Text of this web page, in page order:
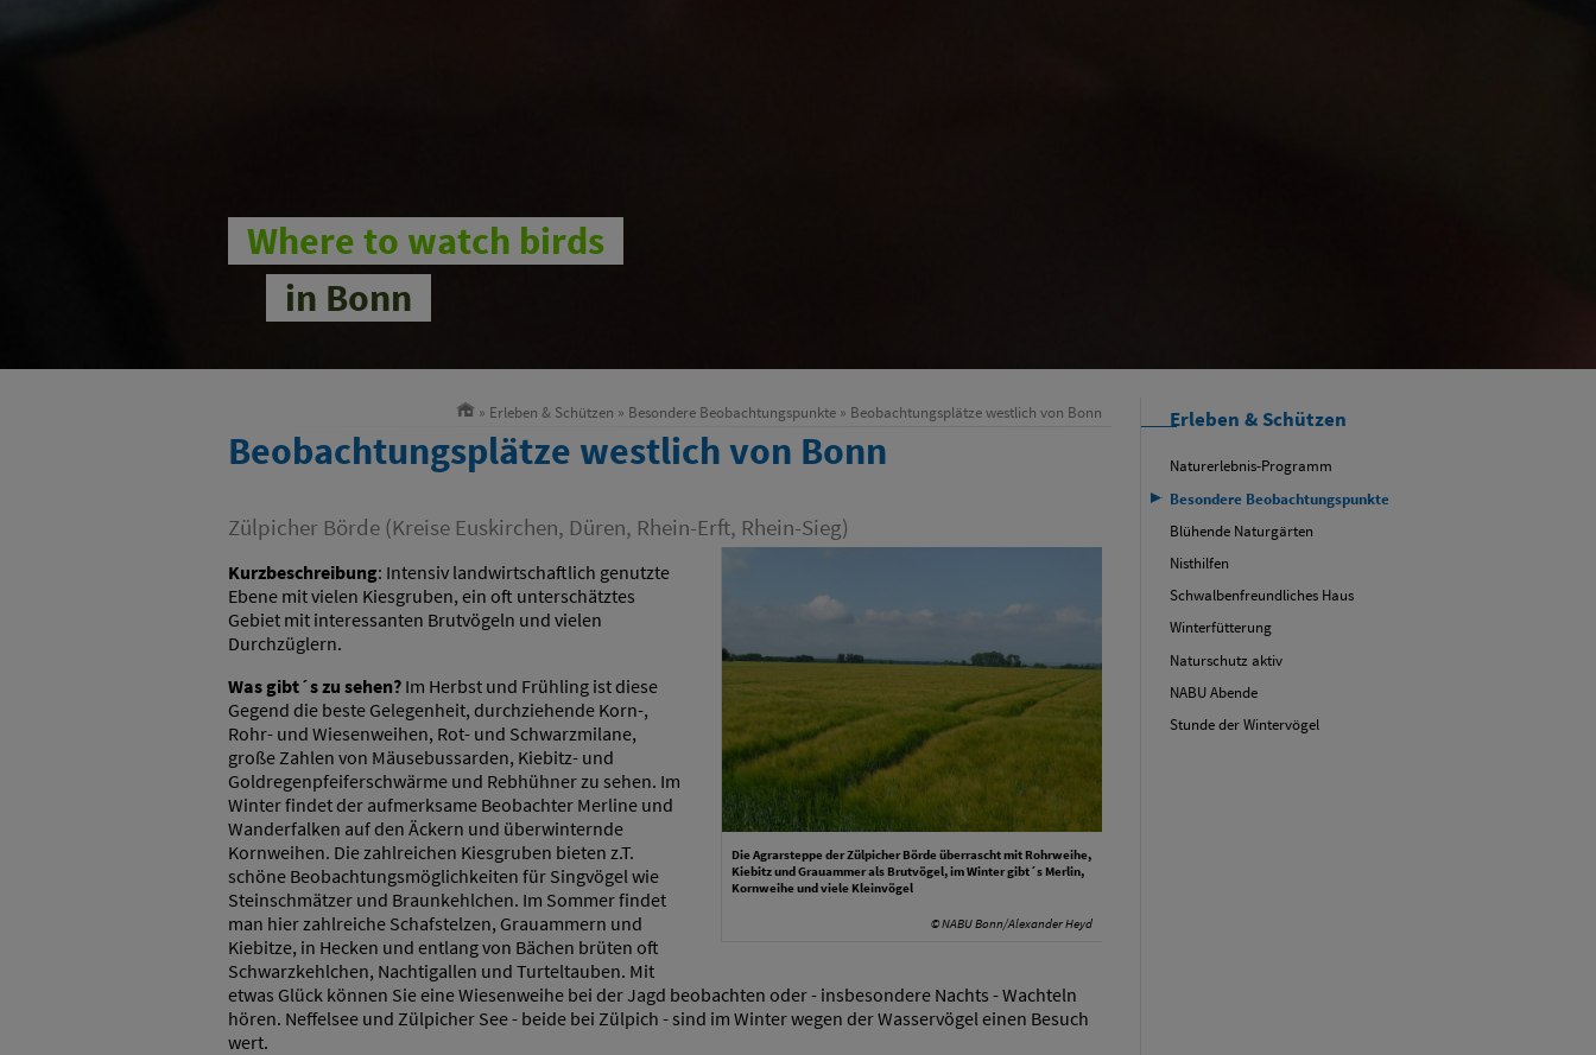
Where to watch birds
in Bonn
» Erleben & Schützen » Besondere Beobachtungspunkte » Beobachtungsplätze westlich von Bonn
Beobachtungsplätze westlich von Bonn
Zülpicher Börde (Kreise Euskirchen, Düren, Rhein-Erft, Rhein-Sieg)
Die Agrarsteppe der Zülpicher Börde überrascht mit Rohrweihe,
Kiebitz und Grauammer als Brutvögel, im Winter gibt´s Merlin,
Kornweihe und viele Kleinvögel
© NABU Bonn/Alexander Heyd
Kurzbeschreibung: Intensiv landwirtschaftlich genutzte
Ebene mit vielen Kiesgruben, ein oft unterschätztes
Gebiet mit interessanten Brutvögeln und vielen
Durchzüglern.
Was gibt´s zu sehen? Im Herbst und Frühling ist diese
Gegend die beste Gelegenheit, durchziehende Korn-,
Rohr- und Wiesenweihen, Rot- und Schwarzmilane,
große Zahlen von Mäusebussarden, Kiebitz- und
Goldregenpfeiferschwärme und Rebhühner zu sehen. Im
Winter findet der aufmerksame Beobachter Merline und
Wanderfalken auf den Äckern und überwinternde
Kornweihen. Die zahlreichen Kiesgruben bieten z.T.
schöne Beobachtungsmöglichkeiten für Singvögel wie
Steinschmätzer und Braunkehlchen. Im Sommer findet
man hier zahlreiche Schafstelzen, Grauammern und
Kiebitze, in Hecken und entlang von Bächen brüten oft
Schwarzkehlchen, Nachtigallen und Turteltauben. Mit
etwas Glück können Sie eine Wiesenweihe bei der Jagd beobachten oder - insbesondere Nachts - Wachteln
hören. Neffelsee und Zülpicher See - beide bei Zülpich - sind im Winter wegen der Wasservögel einen Besuch
wert.
Erleben & Schützen
Naturerlebnis-Programm
Besondere Beobachtungspunkte
Blühende Naturgärten
Nisthilfen
Schwalbenfreundliches Haus
Winterfütterung
Naturschutz aktiv
NABU Abende
Stunde der Wintervögel